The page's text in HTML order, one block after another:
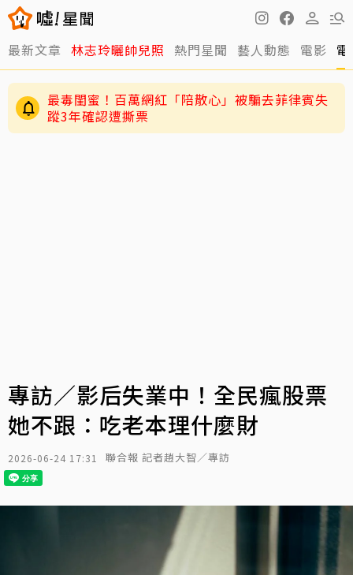
最新文章 林志玲曬帥兒照 熱門星聞 藝人動態 電影
最毒閨蜜！百萬網紅「陪散心」被騙去菲律賓失
蹤3年確認遭撕票
專訪／影后失業中！全民瘋股票
她不跟：吃老本理什麼財
2026-06-24 17:31 聯合報 記者趙大智／專訪